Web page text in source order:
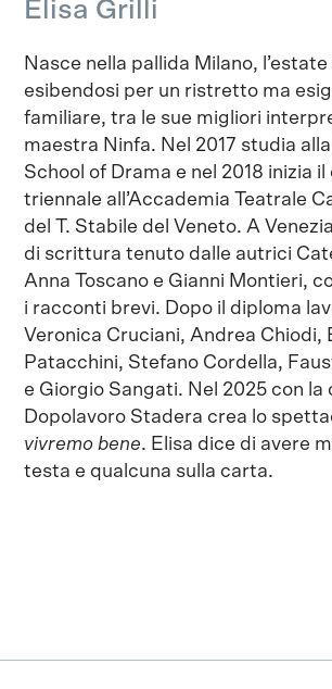
Elisa Grilli
Nasce nella pallida Milano,
esibendosi per un ristretto ma
familiare, tra le sue migliori
maestra Ninfa. Nel 2017 studia
School of Drama e nel 2018 inizia il
triennale all’Accademia Teatrale
del T. Stabile del Veneto. A
di scrittura tenuto dalle autrici
Anna Toscano e Gianni Montieri,
i racconti brevi. Dopo il diploma
Veronica Cruciani, Andrea Chiodi,
Patacchini, Stefano Cordella,
e Giorgio Sangati. Nel 2025 con la
Dopolavoro Stadera crea lo
vivremo bene. Elisa dice di avere
testa e qualcuna sulla carta.